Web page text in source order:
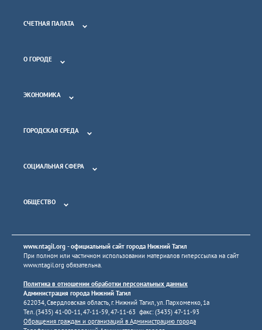
СЧЕТНАЯ ПАЛАТА
О ГОРОДЕ
ЭКОНОМИКА
ГОРОДСКАЯ СРЕДА
СОЦИАЛЬНАЯ СФЕРА
ОБЩЕСТВО
www.ntagil.org - официальный сайт города Нижний Тагил
При полном или частичном использовании материалов гиперссылка на сайт
www.ntagil.org обязательна.
Политика в отношении обработки персональных данных
Администрация города Нижний Тагил
622034, Свердловская область, г. Нижний Тагил, ул. Пархоменко, 1а
Тел. (3435) 41-00-11, 47-11-59, 47-11-63 факс: (3435) 47-11-93
Обращения граждан и организаций в Администрацию города